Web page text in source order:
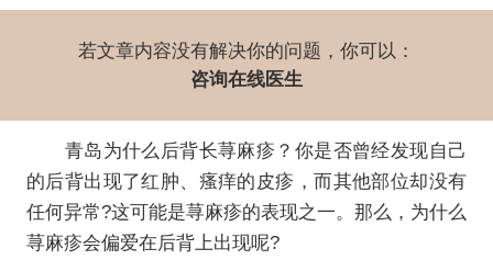
若文章内容没有解决你的问题，你可以：
咨询在线医生
青岛为什么后背长荨麻疹？你是否曾经发现自己
的后背出现了红肿、瘙痒的皮疹，而其他部位却没有
任何异常?这可能是荨麻疹的表现之一。那么，为什么
荨麻疹会偏爱在后背上出现呢?